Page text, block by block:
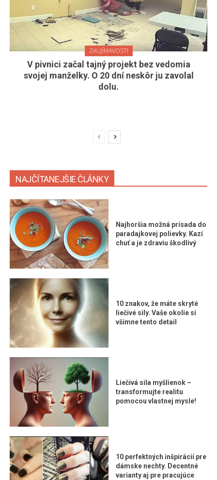
ZAUJÍMAVOSTI
V pivnici začal tajný projekt bez vedomia
svojej manželky. O 20 dní neskôr ju zavolal
dolu.
NAJČÍTANEJŠIE ČLÁNKY
Najhoršia možná prísada do
paradajkovej polievky. Kazí
chuť a je zdraviu škodlivý
10 znakov, že máte skryté
liečivé sily. Vaše okolie si
všimne tento detail
Liečivá sila myšlienok –
transformujte realitu
pomocou vlastnej mysle!
10 perfektných inšpirácií pre
dámske nechty. Decentné
varianty aj pre pracujúce